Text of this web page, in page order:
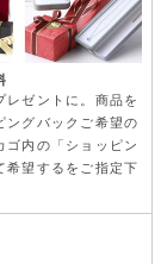
レゼントに。商品を
ングバックご希望の
ゴ内の「ショッピン
希望するをご指定下